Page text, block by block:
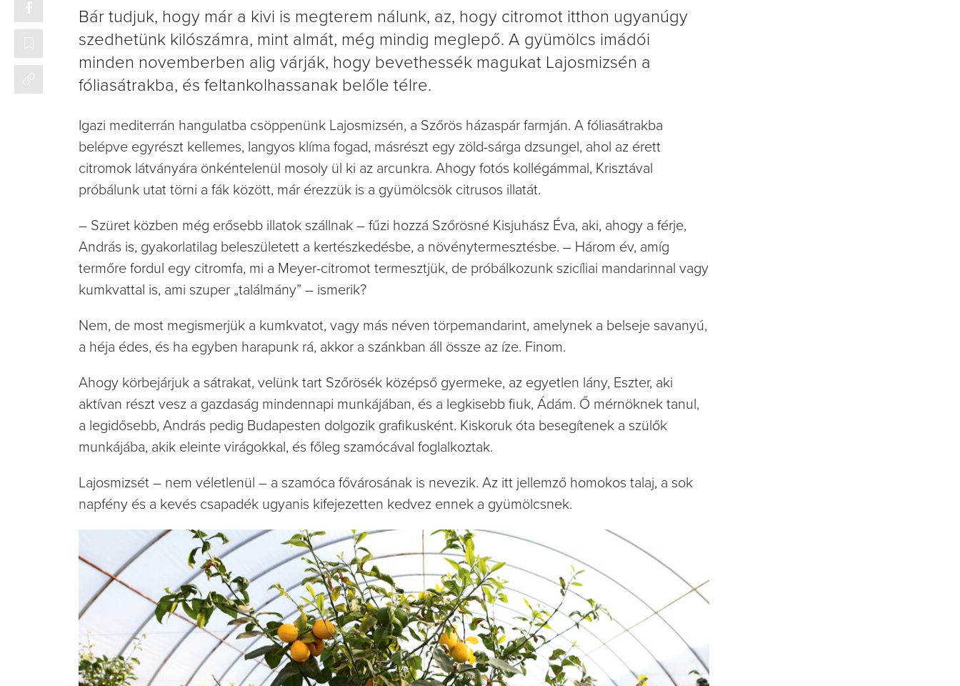
Bár tudjuk, hogy már a kivi is megterem nálunk, az, hogy citromot itthon ugyanúgy
szedhetünk kilószámra, mint almát, még mindig meglepő. A gyümölcs imádói
minden novemberben alig várják, hogy bevethessék magukat Lajosmizsén a
fóliasátrakba, és feltankolhassanak belőle télre.
Igazi mediterrán hangulatba csöppenünk Lajosmizsén, a Szőrös házaspár farmján. A fóliasátrakba
belépve egyrészt kellemes, langyos klíma fogad, másrészt egy zöld-sárga dzsungel, ahol az érett
citromok látványára önkéntelenül mosoly ül ki az arcunkra. Ahogy fotós kollégámmal, Krisztával
próbálunk utat törni a fák között, már érezzük is a gyümölcsök citrusos illatát.
– Szüret közben még erősebb illatok szállnak – fűzi hozzá Szőrösné Kisjuhász Éva, aki, ahogy a férje,
András is, gyakorlatilag beleszületett a kertészkedésbe, a növénytermesztésbe. – Három év, amíg
termőre fordul egy citromfa, mi a Meyer-citromot termesztjük, de próbálkozunk szicíliai mandarinnal vagy
kumkvattal is, ami szuper „találmány” – ismerik?
Nem, de most megismerjük a kumkvatot, vagy más néven törpemandarint, amelynek a belseje savanyú,
a héja édes, és ha egyben harapunk rá, akkor a szánkban áll össze az íze. Finom.
Ahogy körbejárjuk a sátrakat, velünk tart Szőrösék középső gyermeke, az egyetlen lány, Eszter, aki
aktívan részt vesz a gazdaság mindennapi munkájában, és a legkisebb fiuk, Ádám. Ő mérnöknek tanul,
a legidősebb, András pedig Budapesten dolgozik grafikusként. Kiskoruk óta besegítenek a szülők
munkájába, akik eleinte virágokkal, és főleg szamócával foglalkoztak.
Lajosmizsét – nem véletlenül – a szamóca fővárosának is nevezik. Az itt jellemző homokos talaj, a sok
napfény és a kevés csapadék ugyanis kifejezetten kedvez ennek a gyümölcsnek.